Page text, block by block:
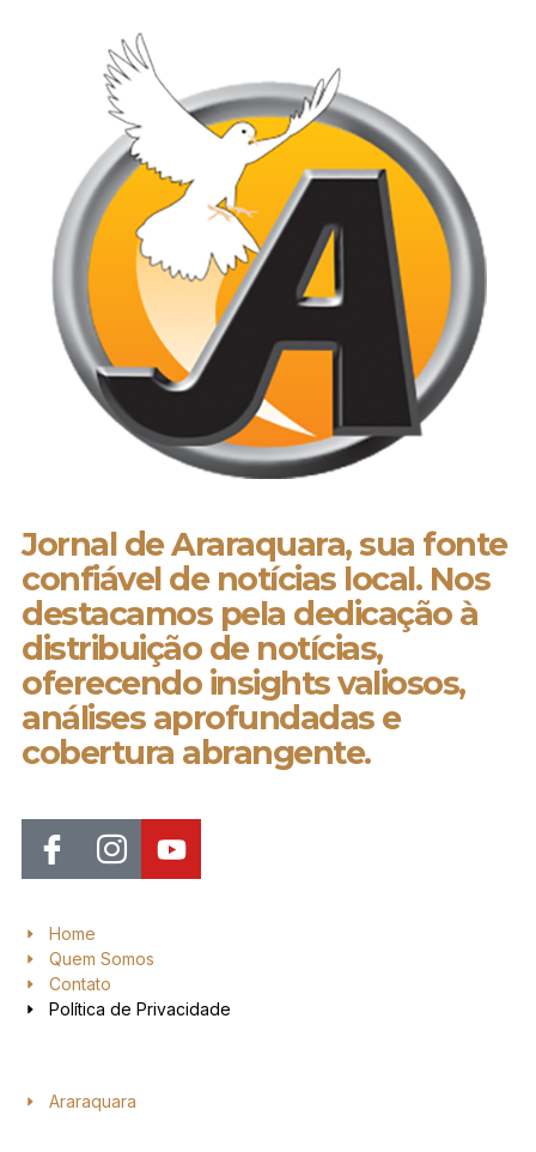
Jornal de Araraquara, sua fonte
confiável de notícias local. Nos
destacamos pela dedicação à
distribuição de notícias,
oferecendo insights valiosos,
análises aprofundadas e
cobertura abrangente.
Home
Quem Somos
Contato
Política de Privacidade
Araraquara